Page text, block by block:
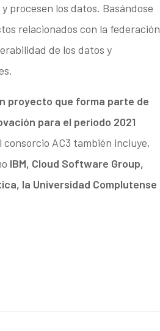
procesen los datos. Basándose
relacionados con la federación
de los datos y
proyecto que forma parte de
para el periodo 2021
consorcio AC3 también incluye,
IBM, Cloud Software Group,
la Universidad Complutense